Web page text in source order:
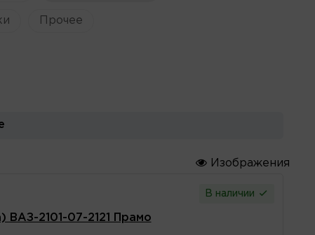
Прочее
Изображения
В наличии
ВАЗ-2101-07-2121 Прамо